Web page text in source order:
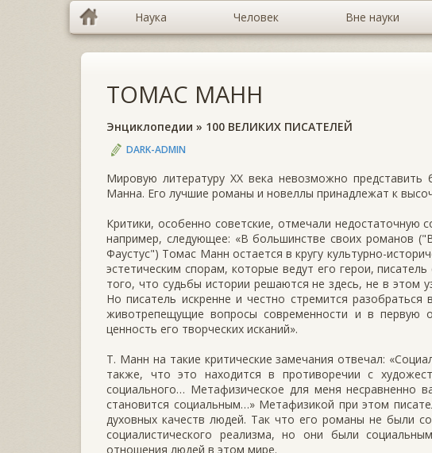
Наука Человек Вне науки
ТОМАС МАНН
Энциклопедии » 100 ВЕЛИКИХ ПИСАТЕЛЕЙ
DARK-ADMIN
Мировую литературу XX века невозможно
Манна. Его лучшие романы и новеллы принадлежат к
Критики, особенно советские, отмечали недостаточную
например, следующее: «В большинстве своих романов
Фаустус") Томас Манн остается в кругу культурно-
эстетическим спорам, которые ведут его герои,
того, что судьбы истории решаются не здесь, не в этом
Но писатель искренне и честно стремится
животрепещущие вопросы современности и в первую
ценность его творческих исканий».
Т. Манн на такие критические замечания отвечал:
также, что это находится в противоречии с
социального… Метафизическое для меня
становится социальным…» Метафизикой при этом
духовных качеств людей. Так что его романы не были
социалистического реализма, но они были
отношения людей в этом мире.